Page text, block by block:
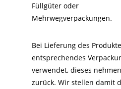
Füllgüter oder
Mehrwegverpackungen.
Bei Lieferung des
entsprechendes
verwendet, dieses
zurück. Wir stellen damit